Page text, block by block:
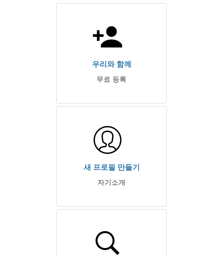
우리와 함께
무료 등록
새 프로필 만들기
자기소개